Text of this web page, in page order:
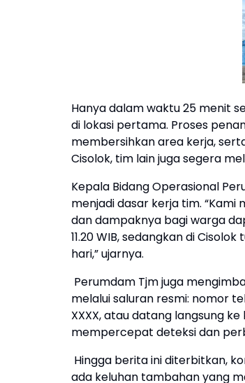
Hanya dalam waktu 25 menit
di lokasi pertama. Proses
membersihkan area kerja,
Cisolok, tim lain juga segera
Kepala Bidang Operasional
menjadi dasar kerja tim.
dan dampaknya bagi warga
11.20 WIB, sedangkan di
hari,” ujarnya.
Perumdam Tjm juga
melalui saluran resmi: nomor
XXXX, atau datang langsung
mempercepat deteksi dan
Hingga berita ini diterbitkan,
ada keluhan tambahan yang